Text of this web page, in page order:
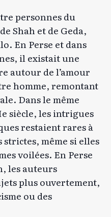
personnes du
Shah et de Geda,
En Perse et dans
il existait une
autour de l’amour
homme, remontant
Dans le même
siècle, les intrigues
restaient rares à
strictes, même si elles
voilées. En Perse
les auteurs
plus ouvertement,
ou des